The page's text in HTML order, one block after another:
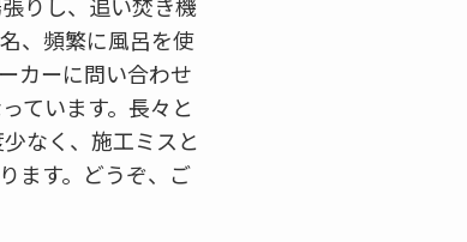
、頻繁に風呂を使
カーに問い合わせ
ています。長々と
なく、施工ミスと
ます。どうぞ、ご